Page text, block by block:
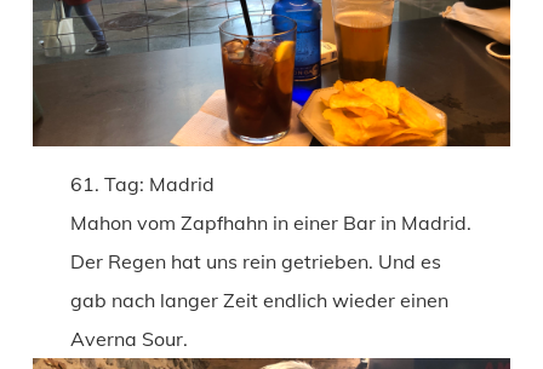
61. Tag: Madrid
Mahon vom Zapfhahn in einer Bar in Madrid.
Der Regen hat uns rein getrieben. Und es
gab nach langer Zeit endlich wieder einen
Averna Sour.